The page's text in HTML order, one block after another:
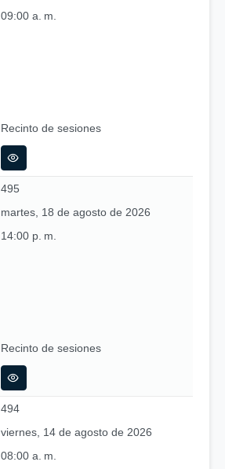
09:00 a. m.
Recinto de sesiones
495
martes, 18 de agosto de 2026
14:00 p. m.
Recinto de sesiones
494
viernes, 14 de agosto de 2026
08:00 a. m.